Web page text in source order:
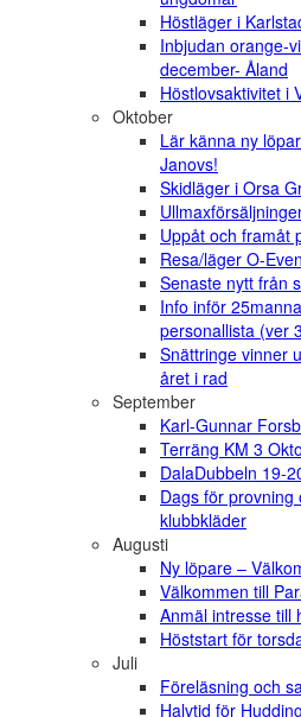
Höstläger i
Inbjudan orange-
december- Åland
Höstlovsaktivitet i
Oktober
Lär känna ny
Janovs!
Skidläger i Orsa
Uppåt och framåt
Resa/läger O-
Senaste nytt från
Info inför
personallista (ver
Snättringe vinner
året i rad
September
Karl-Gunnar
Terräng KM 3
DalaDubbeln 19-
Dags för
klubbkläder
Augusti
Ny löpare –
Välkommen till
Anmäl intresse till
Höststart för
Juli
Föreläsning och
Halvtid för